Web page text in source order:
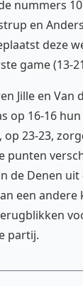
nummers
en
deze
game (13-
Jille en Van
op 16-16
23-23,
punten
de Denen
een andere
partij.